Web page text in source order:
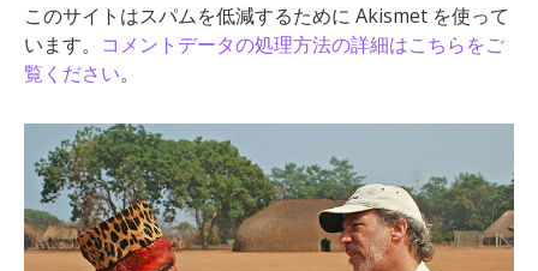
このサイトはスパムを低減するために Akismet を使って
います。 コメントデータの処理方法の詳細はこちらをご
覧ください。